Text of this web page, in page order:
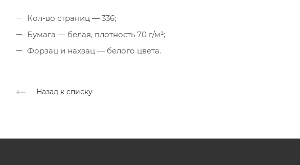
Кол-во страниц — 336;
Бумага — белая, плотность 70 г/м²;
Форзац и нахзац — белого цвета.
Назад к списку